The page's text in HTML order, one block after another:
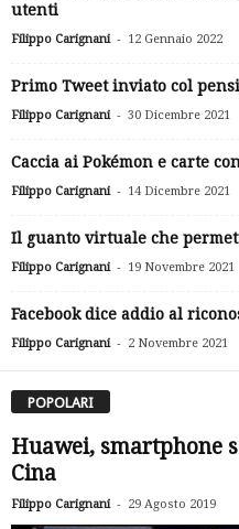
utenti
Filippo Carignani - 12 Gennaio 2022
Primo Tweet inviato col
Filippo Carignani - 30 Dicembre 2021
Caccia ai Pokémon e carte
Filippo Carignani - 14 Dicembre 2021
Il guanto virtuale che
Filippo Carignani - 19 Novembre 2021
Facebook dice addio al
Filippo Carignani - 2 Novembre 2021
POPOLARI
Huawei, smartphone
Cina
Filippo Carignani - 29 Agosto 2019